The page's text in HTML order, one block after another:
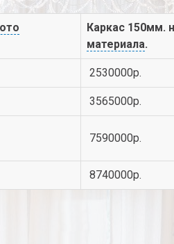
Каркас 150мм.
материала.
2530000р.
3565000р.
7590000р.
8740000р.